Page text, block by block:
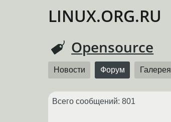
LINUX.ORG.RU
Opensource
Новости Форум Галерея
Всего сообщений: 801